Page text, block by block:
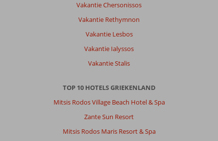
Vakantie Chersonissos
Vakantie Rethymnon
Vakantie Lesbos
Vakantie Ialyssos
Vakantie Stalis
TOP 10 HOTELS GRIEKENLAND
Mitsis Rodos Village Beach Hotel & Spa
Zante Sun Resort
Mitsis Rodos Maris Resort & Spa